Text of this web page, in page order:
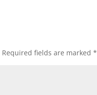
Required fields are marked*